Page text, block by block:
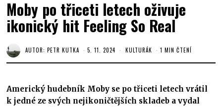
Moby po třiceti letech oživuje
ikonický hit Feeling So Real
AUTOR:PETR KUTKA 5. 11. 2024 KULTURÁK 1 MIN ČTENÍ
Americký hudebník Moby se po třiceti letech vrátil
k jedné ze svých nejikoničtějších skladeb a vydal